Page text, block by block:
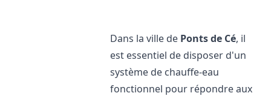
Dans la ville de Ponts de Cé, il
est essentiel de disposer d'un
système de chauffe-eau
fonctionnel pour répondre aux